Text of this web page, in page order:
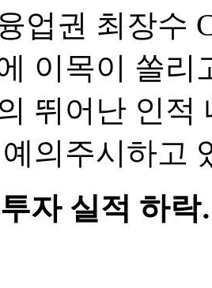
업권 최장수
이목이 쏠리
뛰어난 인적
의주시하고
자 실적 하